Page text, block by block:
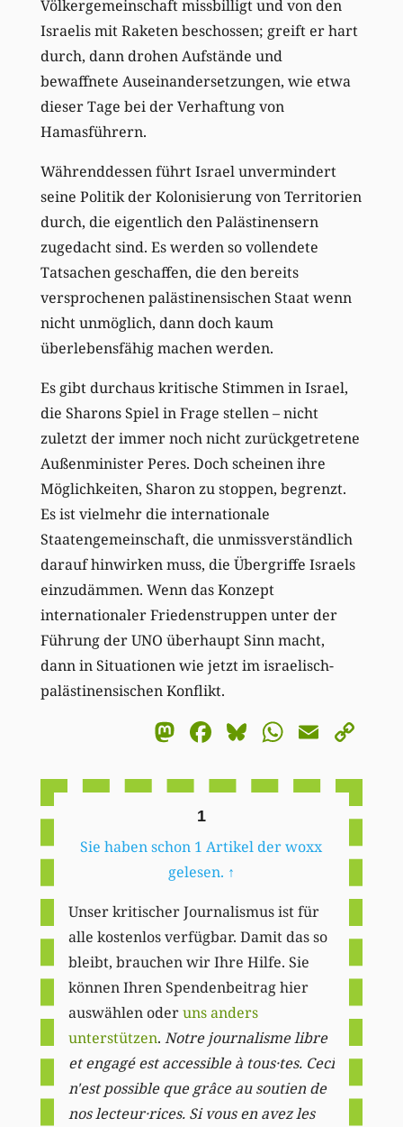
Völkergemeinschaft missbilligt und von den
Israelis mit Raketen beschossen; greift er hart
durch, dann drohen Aufstände und
bewaffnete Auseinandersetzungen, wie etwa
dieser Tage bei der Verhaftung von
Hamasführern.
Währenddessen führt Israel unvermindert
seine Politik der Kolonisierung von Territorien
durch, die eigentlich den Palästinensern
zugedacht sind. Es werden so vollendete
Tatsachen geschaffen, die den bereits
versprochenen palästinensischen Staat wenn
nicht unmöglich, dann doch kaum
überlebensfähig machen werden.
Es gibt durchaus kritische Stimmen in Israel,
die Sharons Spiel in Frage stellen – nicht
zuletzt der immer noch nicht zurückgetretene
Außenminister Peres. Doch scheinen ihre
Möglichkeiten, Sharon zu stoppen, begrenzt.
Es ist vielmehr die internationale
Staatengemeinschaft, die unmissverständlich
darauf hinwirken muss, die Übergriffe Israels
einzudämmen. Wenn das Konzept
internationaler Friedenstruppen unter der
Führung der UNO überhaupt Sinn macht,
dann in Situationen wie jetzt im israelisch-
palästinensischen Konflikt.
Mastodon
Facebook
BlueskyEmail
1
Sie haben schon 1 Artikel der woxx
gelesen. ↑
Unser kritischer Journalismus ist für
alle kostenlos verfügbar. Damit das so
bleibt, brauchen wir Ihre Hilfe. Sie
können Ihren Spendenbeitrag hier
auswählen oderuns anders
unterstützen. Notre journalisme libre
et engagé est accessible à tous·tes. Ceci
n'est possible que grâce au soutien de
nos lecteur·rices. Si vous en avez les